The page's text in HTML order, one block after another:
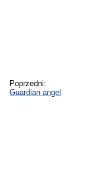
Poprzedni:
Guardian angel